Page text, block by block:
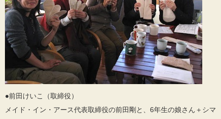
●前田けいこ（取締役）
メイド・イン・アース代表取締役の前田剛と、6年生の娘さん＋シマ